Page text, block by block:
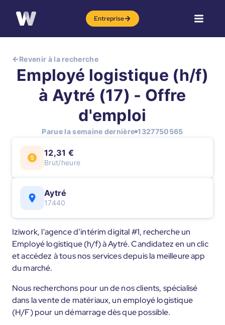
Entreprise
Revenir à la recherche
Employé logistique (h/f)
à Aytré (17) - Offre
d'emploi
Parue la semaine dernière 1327750565
12,31 €
Brut/heure
Aytré
17440
Iziwork, l'agence d’intérim digital #1, recherche un
Employé logistique (h/f) à Aytré. Candidatez en un clic
et accédez à tous nos services depuis la meilleure app
du marché.
Nous recherchons pour un de nos clients, spécialisé
dans la vente de matériaux, un employé logistique
(H/F) pour un démarrage dès que possible.